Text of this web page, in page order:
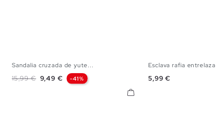
38
Sandalia cruzada de yute...
Precio base
15,99 € Precio
9,49 € -41%
Esclava rafia
Precio
5,99 €